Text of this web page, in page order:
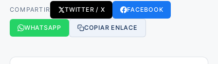
COMPARTIR TWITTER / X FACEBOOK
WHATSAPP COPIAR ENLACE